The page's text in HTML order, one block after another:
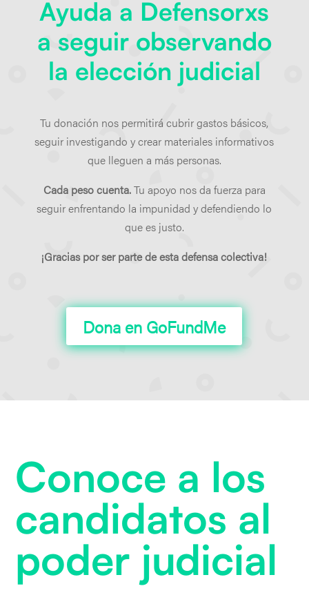
Ayuda a Defensorxs
a seguir observando
la elección judicial
Tu donación nos permitirá cubrir gastos básicos,
seguir investigando y crear materiales informativos
que lleguen a más personas.
Cada peso cuenta.Tu apoyo nos da fuerza para
seguir enfrentando la impunidad y defendiendo lo
que es justo.
¡Gracias por ser parte de esta defensa colectiva!
Dona en GoFundMe
Conoce a los
candidatos al
poder judicial